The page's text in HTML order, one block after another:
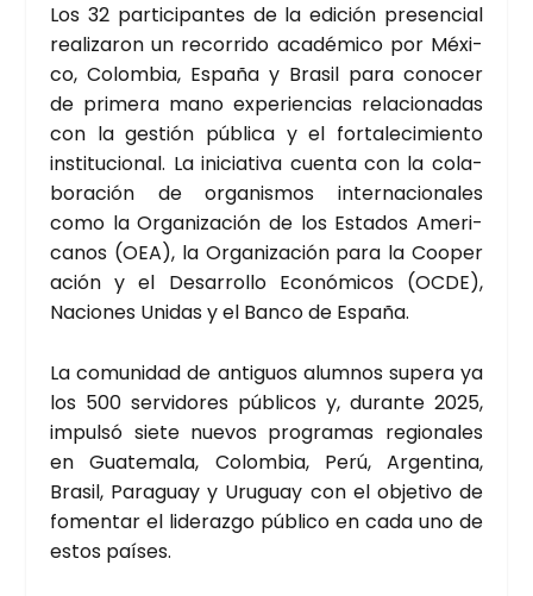
Los 32 par­ti­ci­pan­tes de la edi­ción pre­sen­cial
rea­li­za­ron un reco­rri­do aca­dé­mi­co por Méxi­
co, Colom­bia, Espa­ña y Bra­sil para cono­cer
de pri­me­ra mano expe­rien­cias rela­cio­na­das
con la ges­tión públi­ca y el for­ta­le­ci­mien­to
ins­ti­tu­cio­nal. La ini­cia­ti­va cuen­ta con la cola­
bo­ra­ción de orga­nis­mos inter­na­cio­na­les
como la Orga­ni­za­ción de los Esta­dos Ame­ri­
ca­nos (OEA), la Orga­ni­za­ción para la Coope­r
a­ción y el Desa­rro­llo Eco­nó­mi­cos (OCDE),
Nacio­nes Uni­das y el Ban­co de Espa­ña.
La comu­ni­dad de anti­guos alum­nos supera ya
los 500 ser­vi­do­res públi­cos y, duran­te 2025,
impul­só sie­te nue­vos pro­gra­mas regio­na­les
en Gua­te­ma­la, Colom­bia, Perú, Argen­ti­na,
Bra­sil, Para­guay y Uru­guay con el obje­ti­vo de
fomen­tar el lide­raz­go públi­co en cada uno de
estos paí­ses.